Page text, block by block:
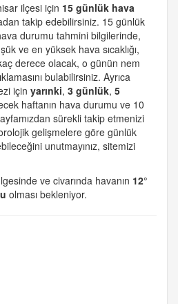
ilçesi için 15 günlük hava
takip edebilirsiniz. 15 günlük
durumu tahmini bilgilerinde,
ve en yüksek hava sıcaklığı,
derece olacak, o günün nem
bulabilirsiniz. Ayrıca
için yarınki, 3 günlük, 5
haftanın hava durumu ve 10
sürekli takip etmenizi
gelişmelere göre günlük
unutmayınız, sitemizi
ve civarında havanın 12°
olması bekleniyor.